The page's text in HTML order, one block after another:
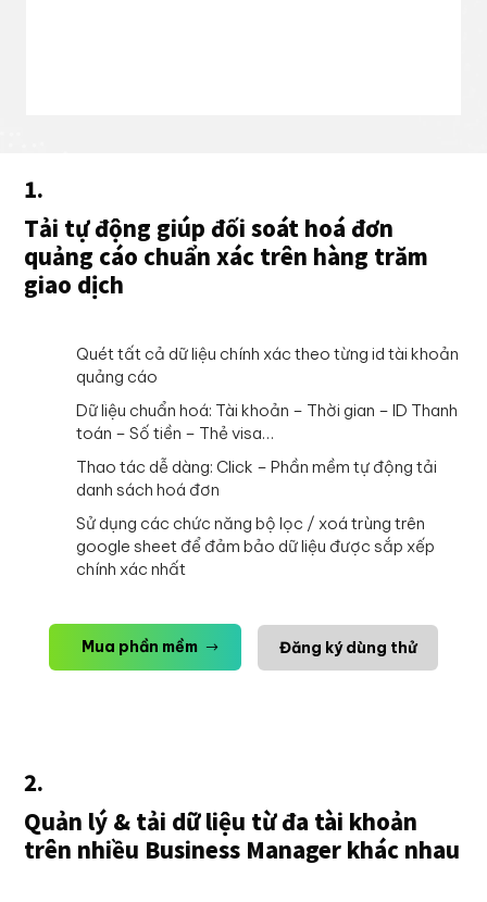
1.
Tải tự động giúp đối soát hoá đơn
quảng cáo chuẩn xác trên hàng trăm
giao dịch
Quét tất cả dữ liệu chính xác theo từng id tài khoản
quảng cáo
Dữ liệu chuẩn hoá: Tài khoản – Thời gian – ID Thanh
toán – Số tiền – Thẻ visa…
Thao tác dễ dàng: Click – Phần mềm tự động tải
danh sách hoá đơn
Sử dụng các chức năng bộ lọc / xoá trùng trên
google sheet để đảm bảo dữ liệu được sắp xếp
chính xác nhất
Mua phần mềm Đăng ký dùng thử
2.
Quản lý & tải dữ liệu từ đa tài khoản
trên nhiều Business Manager khác nhau